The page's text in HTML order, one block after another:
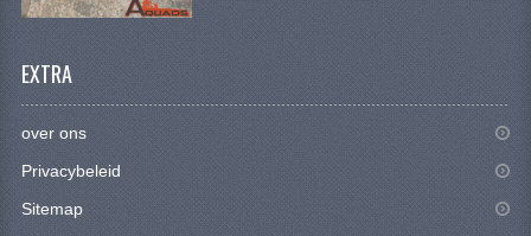
EXTRA
over ons
Privacybeleid
Sitemap